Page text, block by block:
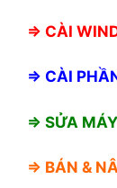
⇒ CÀI
⇒ CÀI
⇒ SỬA
⇒ BÁN &